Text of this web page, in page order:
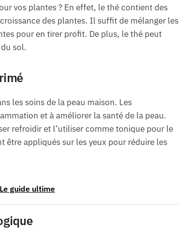
vos plantes ? En effet, le thé contient des
des plantes. Il suffit de mélanger les
pour en tirer profit. De plus, le thé peut
sol.
les soins de la peau maison. Les
et à améliorer la santé de la peau.
refroidir et l’utiliser comme tonique pour le
être appliqués sur les yeux pour réduire les
guide ultime